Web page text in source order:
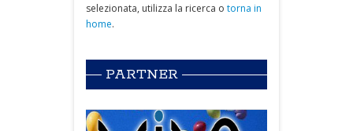
selezionata, utilizza la ricerca o torna in
home.
PARTNER